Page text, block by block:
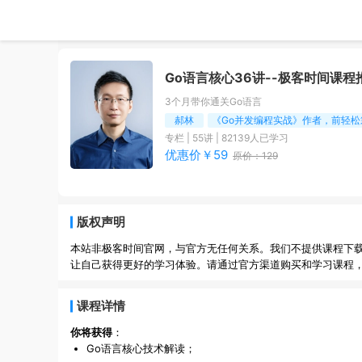
Go语言核心36讲--极客时间课程
3个月带你通关Go语言
郝林
《Go并发编程实战》作者，前轻
专栏
55讲 | 82139人已学习
优惠价￥ 59 原价：129
版权声明
本站非极客时间官网，与官方无任何关系。我们不提供课程
让自己获得更好的学习体验。请通过官方渠道购买和学习课程
课程详情
你将获得：
Go语言核心技术解读；